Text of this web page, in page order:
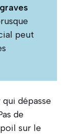
peut
dépasse
de
sur le